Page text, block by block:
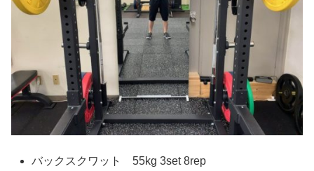
バックスクワット 55kg 3set 8rep